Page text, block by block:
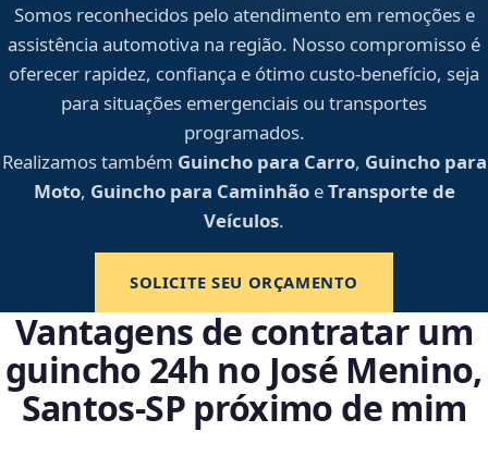
Somos reconhecidos pelo atendimento em remoções e
assistência automotiva na região. Nosso compromisso é
oferecer rapidez, confiança e ótimo custo-benefício, seja
para situações emergenciais ou transportes
programados.
Realizamos também Guincho para Carro, Guincho para
Moto, Guincho para CaminhãoeTransporte de
Veículos.
SOLICITE SEU ORÇAMENTO
Vantagens de contratar um
guincho 24h no José Menino,
Santos‑SP próximo de mim